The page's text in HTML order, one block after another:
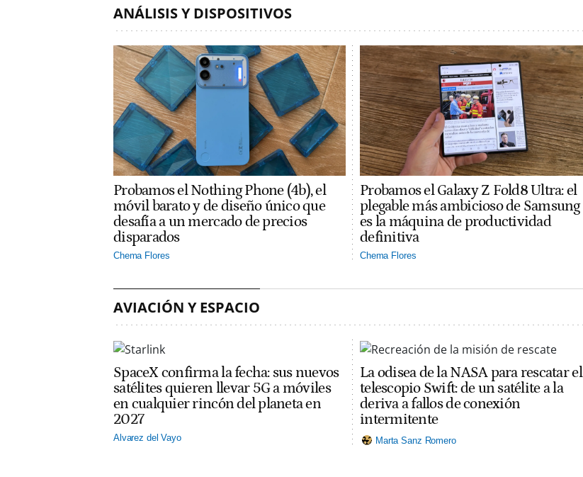
ANÁLISIS Y DISPOSITIVOS
Probamos el Nothing Phone (4b), el
móvil barato y de diseño único que
desafía a un mercado de precios
disparados
Chema Flores
Probamos el Galaxy Z Fold8 Ultra: el
plegable más ambicioso de Samsung
es la máquina de productividad
definitiva
Chema Flores
AVIACIÓN Y ESPACIO
SpaceX confirma la fecha: sus nuevos
satélites quieren llevar 5G a móviles
en cualquier rincón del planeta en
2027
Alvarez del Vayo
La odisea de la NASA para rescatar el
telescopio Swift: de un satélite a la
deriva a fallos de conexión
intermitente
Marta Sanz Romero